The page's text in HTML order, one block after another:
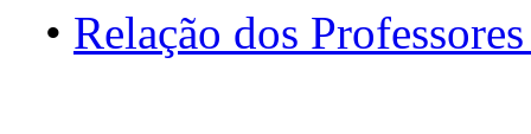
• Relação dos